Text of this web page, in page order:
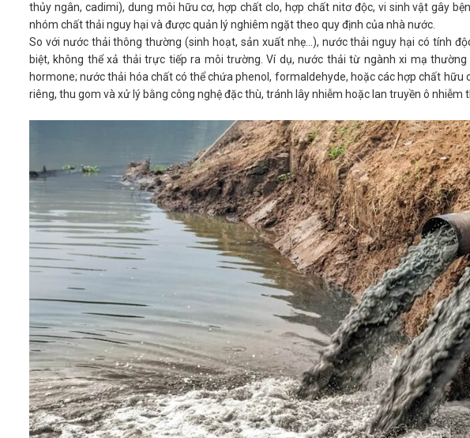
thủy ngân, cadimi), dung môi hữu cơ, hợp chất clo, hợp chất nitơ độc, vi sinh vật gây
nhóm chất thải nguy hại và được quản lý nghiêm ngặt theo quy định của nhà nước.
So với nước thải thông thường (sinh hoạt, sản xuất nhẹ...), nước thải nguy hại có tính
biệt, không thể xả thải trực tiếp ra môi trường. Ví dụ, nước thải từ ngành xi mạ
hormone; nước thải hóa chất có thể chứa phenol, formaldehyde, hoặc các hợp chất hữu
riêng, thu gom và xử lý bằng công nghệ đặc thù, tránh lây nhiễm hoặc lan truyền ô nhiễm